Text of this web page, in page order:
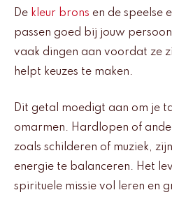
De kleur brons en de speelse
passen goed bij jouw
vaak dingen aan voordat ze
helpt keuzes te maken.
Dit getal moedigt aan om je
omarmen. Hardlopen of
zoals schilderen of muziek,
energie te balanceren. Het
spirituele missie vol leren en